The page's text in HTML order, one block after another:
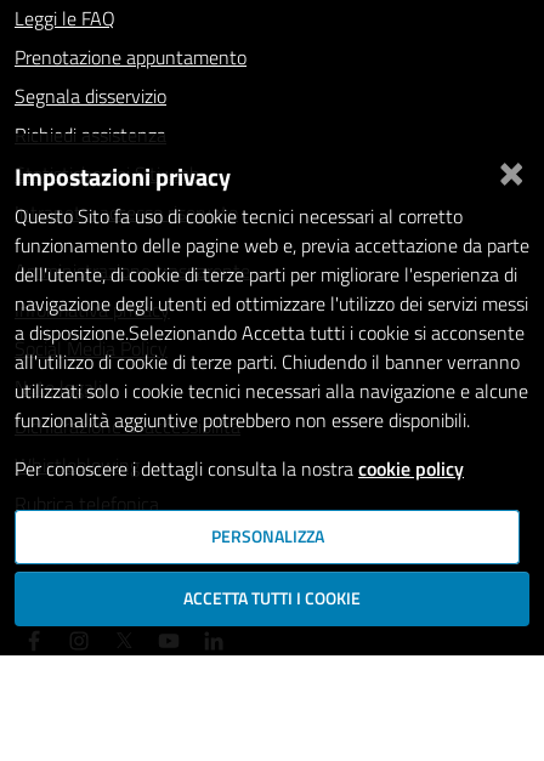
Leggi le FAQ
Prenotazione appuntamento
Segnala disservizio
Richiedi assistenza
Statistiche dei Siti web
Intranet - accesso riservato
Amministrazione trasparente
Informativa privacy
Social Media Policy
Note legali
Dichiarazione di accessibilità
Whistleblowing
Rubrica telefonica
SEGUICI SU
×
Impostazioni privacy
Questo Sito fa uso di cookie tecnici necessari al corretto
funzionamento delle pagine web e, previa accettazione da parte
dell'utente, di cookie di terze parti per migliorare l'esperienza di
navigazione degli utenti ed ottimizzare l'utilizzo dei servizi messi
a disposizione.Selezionando Accetta tutti i cookie si acconsente
all'utilizzo di cookie di terze parti. Chiudendo il banner verranno
utilizzati solo i cookie tecnici necessari alla navigazione e alcune
funzionalità aggiuntive potrebbero non essere disponibili.
Per conoscere i dettagli consulta la nostracookie policy
PERSONALIZZA
ACCETTA TUTTI I COOKIE